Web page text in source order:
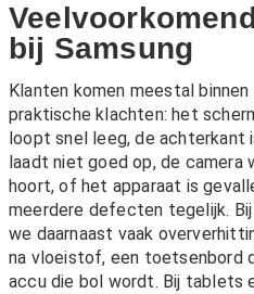
bij Samsung
Klanten komen meestal
praktische klachten: het
loopt snel leeg, de achterkant
laadt niet goed op, de
hoort, of het apparaat is
meerdere defecten tegelijk.
we daarnaast vaak
na vloeistof, een toetsenbord
accu die bol wordt. Bij tablets